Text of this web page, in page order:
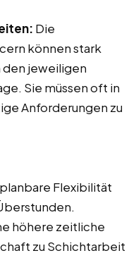
Die
können stark
den jeweiligen
Sie müssen oft in
Anforderungen zu
Flexibilität
höhere zeitliche
zu Schichtarbeit